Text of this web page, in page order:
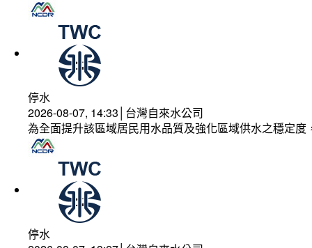
停水
2026-08-07, 14:33│台灣自來水公司
為全面提升該區域居民用水品質及強化區域供水之穩定
停水